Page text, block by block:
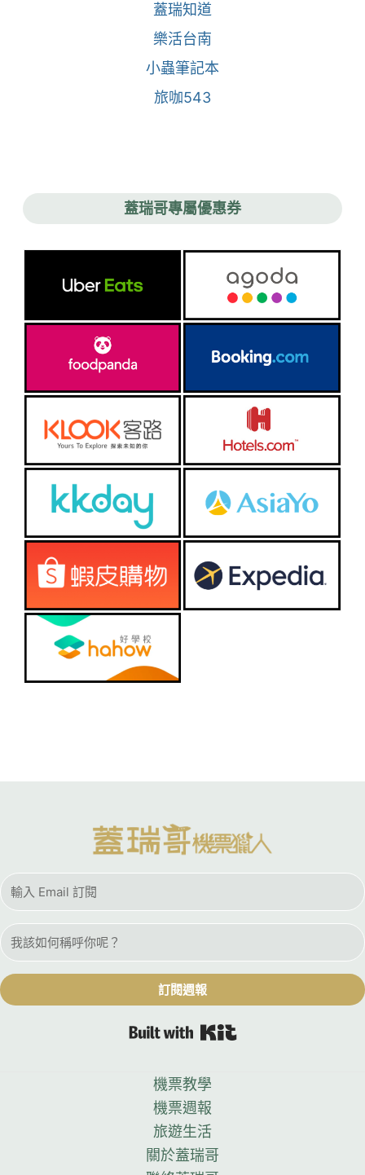
蓋瑞知道
樂活台南
小蟲筆記本
旅咖543
蓋瑞哥專屬優惠券
訂閱週報
機票教學
機票週報
旅遊生活
關於蓋瑞哥